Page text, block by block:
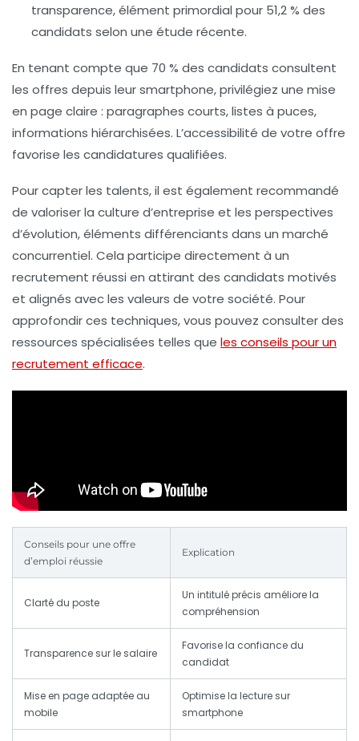
transparence, élément primordial pour 51,2 % des
candidats selon une étude récente.
En tenant compte que 70 % des candidats consultent
les offres depuis leur smartphone, privilégiez une mise
en page claire : paragraphes courts, listes à puces,
informations hiérarchisées. L’accessibilité de votre offre
favorise les candidatures qualifiées.
Pour capter les talents, il est également recommandé
de valoriser la culture d’entreprise et les perspectives
d’évolution, éléments différenciants dans un marché
concurrentiel. Cela participe directement à un
recrutement réussi en attirant des candidats motivés
et alignés avec les valeurs de votre société. Pour
approfondir ces techniques, vous pouvez consulter des
ressources spécialisées telles que les conseils pour un
recrutement efficace.
Conseils pour une offre
d’emploi réussie
Explication
Clarté du poste
Un intitulé précis améliore la
compréhension
Transparence sur le salaire
Favorise la confiance du
candidat
Mise en page adaptée au
mobile
Optimise la lecture sur
smartphone